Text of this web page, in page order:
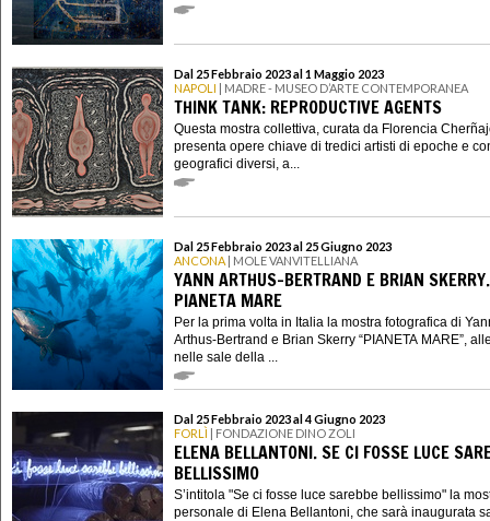
Dal 25 Febbraio 2023 al 1 Maggio 2023
NAPOLI | MADRE - MUSEO D’ARTE CONTEMPORANEA
THINK TANK: REPRODUCTIVE AGENTS
Questa mostra collettiva, curata da Florencia
presenta opere chiave di tredici artisti di epoche e
geografici diversi, a...
Dal 25 Febbraio 2023 al 25 Giugno 2023
ANCONA | MOLE VANVITELLIANA
YANN ARTHUS-BERTRAND E BRIAN SKERRY.
PIANETA MARE
Per la prima volta in Italia la mostra fotografica di
Arthus-Bertrand e Brian Skerry “PIANETA MARE”,
nelle sale della ...
Dal 25 Febbraio 2023 al 4 Giugno 2023
FORLÌ | FONDAZIONE DINO ZOLI
ELENA BELLANTONI. SE CI FOSSE LUCE
BELLISSIMO
S’intitola "Se ci fosse luce sarebbe bellissimo" la
personale di Elena Bellantoni, che sarà inaugurata